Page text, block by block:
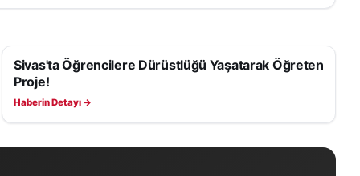
EĞITIM
Sivas'ta Öğrencilere Dürüstlüğü Yaşatarak Öğreten
Proje!
Haberin Detayı →